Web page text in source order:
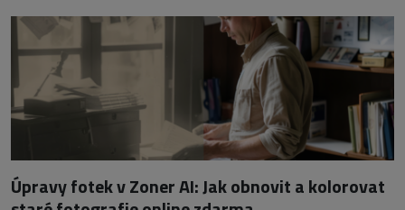
Úpravy fotek v Zoner AI: Jak obnovit a kolorovat